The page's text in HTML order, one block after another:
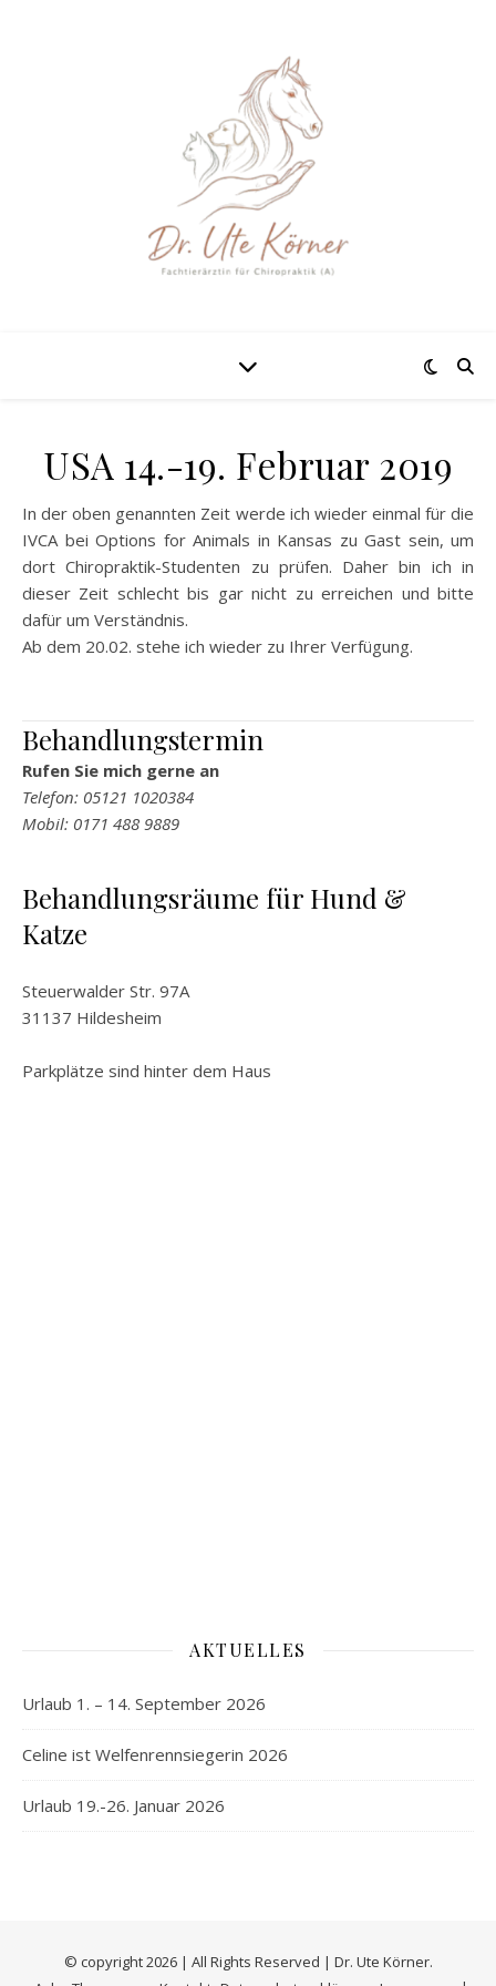
USA 14.-19. Februar 2019
In der oben genannten Zeit werde ich wieder einmal für die
IVCA bei Options for Animals in Kansas zu Gast sein, um
dort Chiropraktik-Studenten zu prüfen. Daher bin ich in
dieser Zeit schlecht bis gar nicht zu erreichen und bitte
dafür um Verständnis.
Ab dem 20.02. stehe ich wieder zu Ihrer Verfügung.
Behandlungstermin
Rufen Sie mich gerne an
Telefon: 05121 1020384
Mobil: 0171 488 9889
Behandlungsräume für Hund &
Katze
Steuerwalder Str. 97A
31137 Hildesheim
Parkplätze sind hinter dem Haus
AKTUELLES
Urlaub 1. – 14. September 2026
Celine ist Welfenrennsiegerin 2026
Urlaub 19.-26. Januar 2026
© copyright 2026 | All Rights Reserved | Dr. Ute Körner.